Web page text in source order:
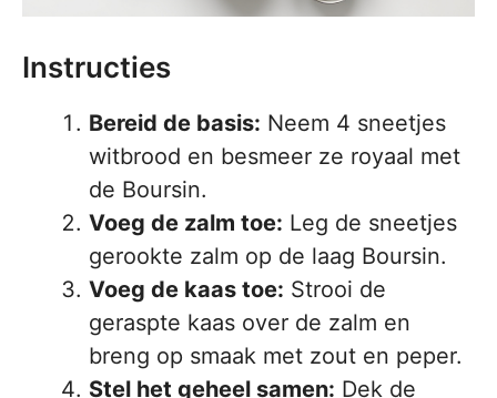
Instructies
Bereid de basis: Neem 4 sneetjes
witbrood en besmeer ze royaal met
de Boursin.
Voeg de zalm toe: Leg de sneetjes
gerookte zalm op de laag Boursin.
Voeg de kaas toe: Strooi de
geraspte kaas over de zalm en
breng op smaak met zout en peper.
Stel het geheel samen: Dek de